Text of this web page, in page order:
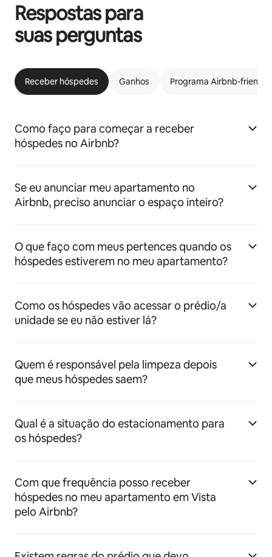
Respostas para
suas perguntas
Receber hóspedes Ganhos Programa Airbnb-friendly
Como faço para começar a receber
hóspedes no Airbnb?
Se eu anunciar meu apartamento no
Airbnb, preciso anunciar o espaço inteiro?
O que faço com meus pertences quando os
hóspedes estiverem no meu apartamento?
Como os hóspedes vão acessar o prédio/a
unidade se eu não estiver lá?
Quem é responsável pela limpeza depois
que meus hóspedes saem?
Qual é a situação do estacionamento para
os hóspedes?
Com que frequência posso receber
hóspedes no meu apartamento em Vista
pelo Airbnb?